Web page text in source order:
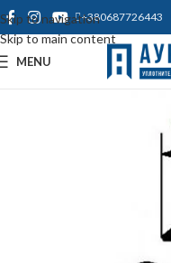
Skip to navigation
Skip to main content
+380687726443
MENU